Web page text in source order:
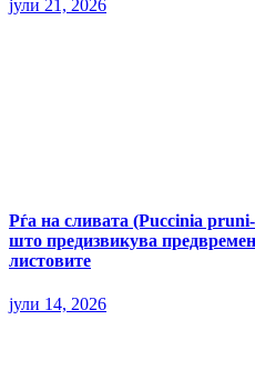
јули 21, 2026
Рѓа на сливата (Puccinia pruni-
што предизвикува
листовите
јули 14, 2026